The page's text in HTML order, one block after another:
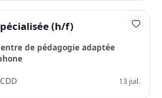
(h/f)
de pédagogie adaptée
CDD 13 juil.